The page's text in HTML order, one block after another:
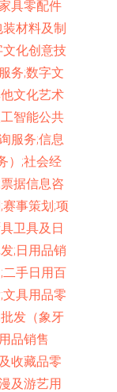
具零配件
材料及制
文化创意技
务;数字文
文化艺术
智能公共
服务;信息
）;社会经
据信息咨
事策划;项
卫具及日
;日用品销
二手日用百
具用品零
发（象牙
品销售
收藏品零
及游艺用